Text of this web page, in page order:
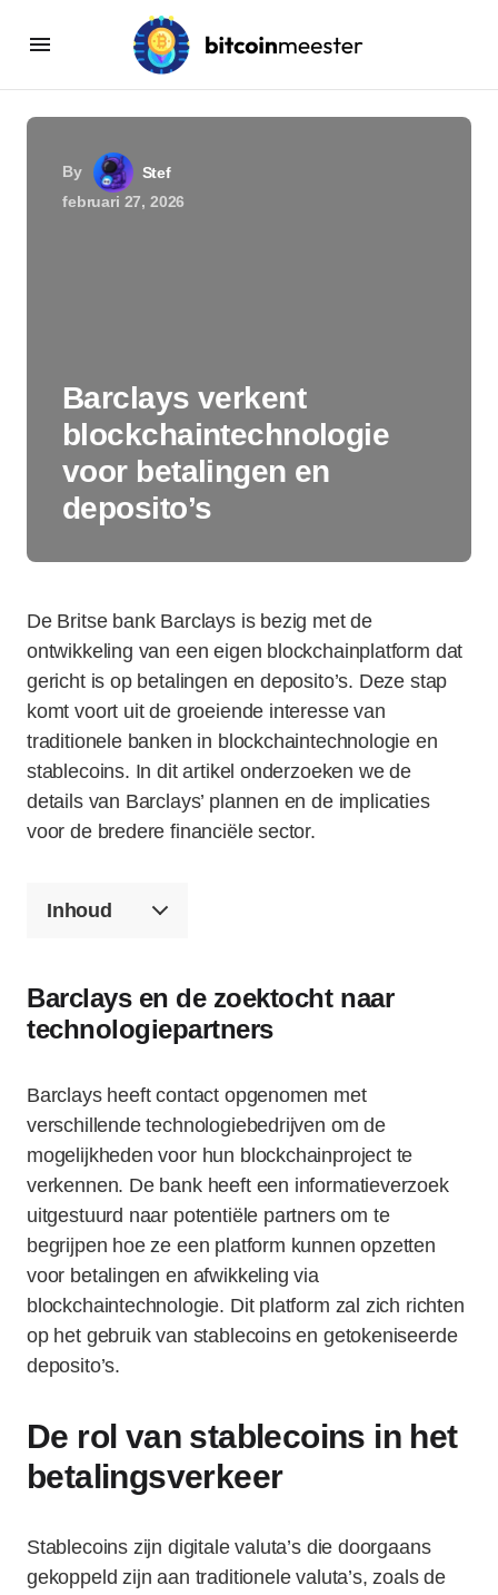
By
Stef
februari 27, 2026
Barclays verkent
blockchaintechnologie
voor betalingen en
deposito’s
De Britse bank Barclays is bezig met de
ontwikkeling van een eigen blockchainplatform dat
gericht is op betalingen en deposito’s. Deze stap
komt voort uit de groeiende interesse van
traditionele banken in blockchaintechnologie en
stablecoins. In dit artikel onderzoeken we de
details van Barclays’ plannen en de implicaties
voor de bredere financiële sector.
Inhoud
Barclays en de zoektocht naar
technologiepartners
Barclays heeft contact opgenomen met
verschillende technologiebedrijven om de
mogelijkheden voor hun blockchainproject te
verkennen. De bank heeft een informatieverzoek
uitgestuurd naar potentiële partners om te
begrijpen hoe ze een platform kunnen opzetten
voor betalingen en afwikkeling via
blockchaintechnologie. Dit platform zal zich richten
op het gebruik van stablecoins en getokeniseerde
deposito’s.
De rol van stablecoins in het
betalingsverkeer
Stablecoins zijn digitale valuta’s die doorgaans
gekoppeld zijn aan traditionele valuta’s, zoals de